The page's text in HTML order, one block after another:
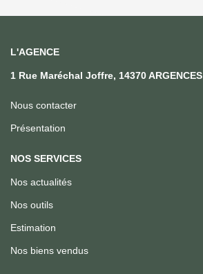
L'AGENCE
1 Rue Maréchal Joffre, 14370 ARGENCES
Nous contacter
Présentation
NOS SERVICES
Nos actualités
Nos outils
Estimation
Nos biens vendus